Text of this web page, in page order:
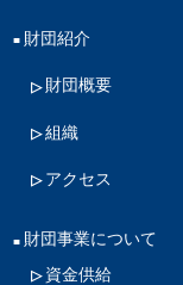
財団紹介
財団概要
組織
アクセス
財団事業について
資金供給